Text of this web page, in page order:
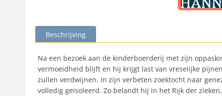
Beschrijving
Na een bezoek aan de kinderboerderij met zijn
vermoeidheid blijft en hij krijgt last van vreselijke
zullen verdwijnen. In zijn verbeten zoektocht naar
volledig geïsoleerd. Zo belandt hij in het Rijk der